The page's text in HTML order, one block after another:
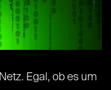
Egal, ob es um